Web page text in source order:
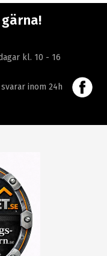
kl. 10 - 16
svarar inom 24h